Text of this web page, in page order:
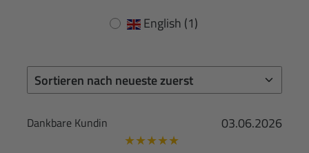
English (1)
03.06.2026
Dankbare Kundin
★★★★★